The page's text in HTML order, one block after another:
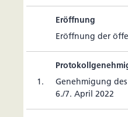
Eröffnung
Eröff­nung der
1.
Geneh­mi­gung
6./7. April 2022